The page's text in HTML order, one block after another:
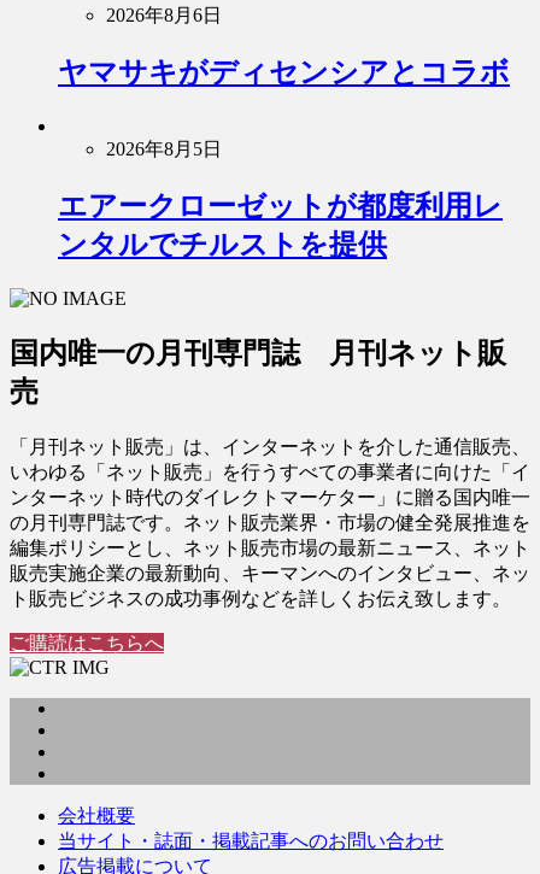
2026年8月6日
ヤマサキがディセンシアとコラボ
2026年8月5日
エアークローゼットが都度利用レ
ンタルでチルストを提供
国内唯一の月刊専門誌 月刊ネット販
売
「月刊ネット販売」は、インターネットを介した通信販売、
いわゆる「ネット販売」を行うすべての事業者に向けた「イ
ンターネット時代のダイレクトマーケター」に贈る国内唯一
の月刊専門誌です。ネット販売業界・市場の健全発展推進を
編集ポリシーとし、ネット販売市場の最新ニュース、ネット
販売実施企業の最新動向、キーマンへのインタビュー、ネッ
ト販売ビジネスの成功事例などを詳しくお伝え致します。
ご購読はこちらへ
会社概要
当サイト・誌面・掲載記事へのお問い合わせ
広告掲載について